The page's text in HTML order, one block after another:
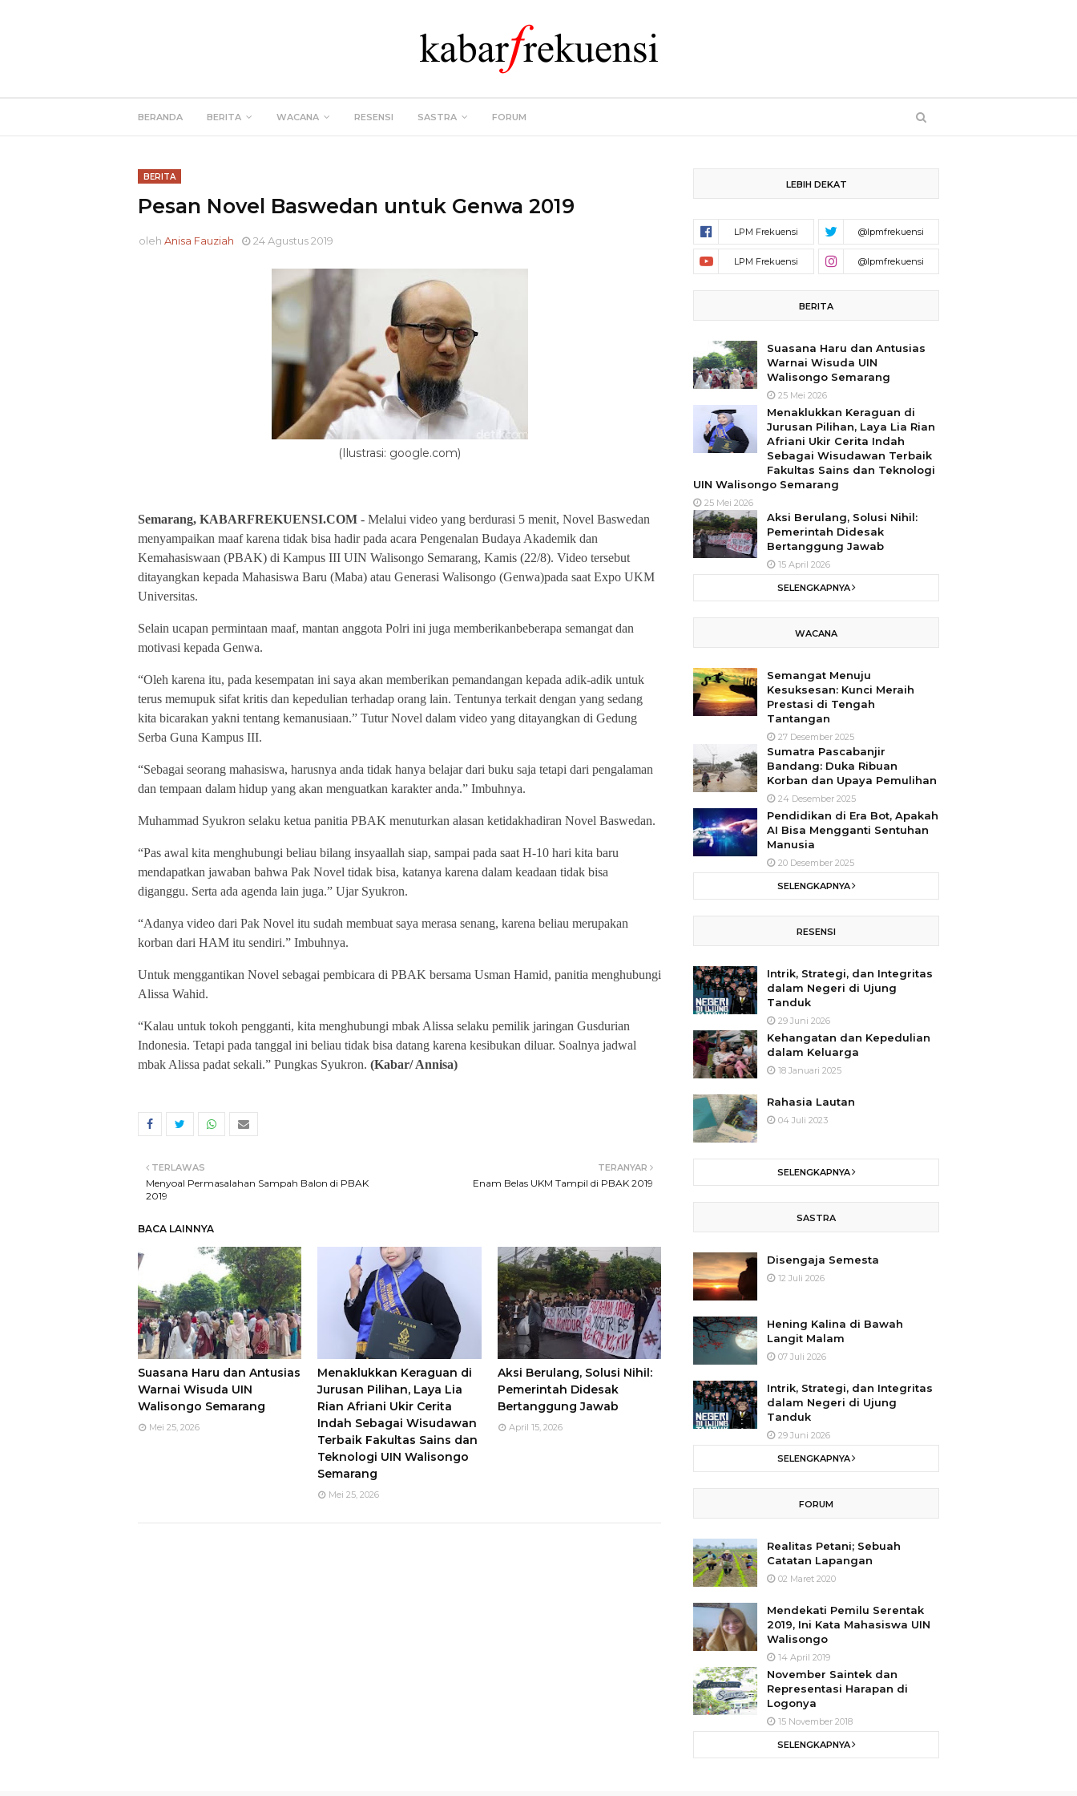
BERANDA BERITA WACANA RESENSI SASTRA FORUM
BERITA
Pesan Novel Baswedan untuk Genwa 2019
oleh Anisa Fauziah 24 Agustus 2019
(Ilustrasi: google.com)
Semarang, KABARFREKUENSI.COM - Melalui video yang berdurasi 5 menit, Novel Baswedan
menyampaikan maaf karena tidak bisa hadir pada acara Pengenalan Budaya Akademik dan
Kemahasiswaan (PBAK) di Kampus III UIN Walisongo Semarang, Kamis (22/8). Video tersebut
ditayangkan kepada Mahasiswa Baru (Maba) atau Generasi Walisongo (Genwa)pada saat Expo UKM
Universitas.
Selain ucapan permintaan maaf, mantan anggota Polri ini juga memberikanbeberapa semangat dan
motivasi kepada Genwa.
“Oleh karena itu, pada kesempatan ini saya akan memberikan pemandangan kepada adik-adik untuk
terus memupuk sifat kritis dan kepedulian terhadap orang lain. Tentunya terkait dengan yang sedang
kita bicarakan yakni tentang kemanusiaan.” Tutur Novel dalam video yang ditayangkan di Gedung
Serba Guna Kampus III.
“Sebagai seorang mahasiswa, harusnya anda tidak hanya belajar dari buku saja tetapi dari pengalaman
dan tempaan dalam hidup yang akan menguatkan karakter anda.” Imbuhnya.
Muhammad Syukron selaku ketua panitia PBAK menuturkan alasan ketidakhadiran Novel Baswedan.
“Pas awal kita menghubungi beliau bilang insyaallah siap, sampai pada saat H-10 hari kita baru
mendapatkan jawaban bahwa Pak Novel tidak bisa, katanya karena dalam keadaan tidak bisa
diganggu. Serta ada agenda lain juga.” Ujar Syukron.
“Adanya video dari Pak Novel itu sudah membuat saya merasa senang, karena beliau merupakan
korban dari HAM itu sendiri.” Imbuhnya.
Untuk menggantikan Novel sebagai pembicara di PBAK bersama Usman Hamid, panitia menghubungi
Alissa Wahid.
“Kalau untuk tokoh pengganti, kita menghubungi mbak Alissa selaku pemilik jaringan Gusdurian
Indonesia. Tetapi pada tanggal ini beliau tidak bisa datang karena kesibukan diluar. Soalnya jadwal
mbak Alissa padat sekali.” Pungkas Syukron. (Kabar/ Annisa)
TERANYAR
Enam Belas UKM Tampil di PBAK 2019
TERLAWAS
Menyoal Permasalahan Sampah Balon di PBAK
2019
BACA LAINNYA
Suasana Haru dan Antusias
Warnai Wisuda UIN
Walisongo Semarang
Mei 25, 2026
Menaklukkan Keraguan di
Jurusan Pilihan, Laya Lia
Rian Afriani Ukir Cerita
Indah Sebagai Wisudawan
Terbaik Fakultas Sains dan
Teknologi UIN Walisongo
Semarang
Mei 25, 2026
Aksi Berulang, Solusi Nihil:
Pemerintah Didesak
Bertanggung Jawab
April 15, 2026
LEBIH DEKAT
BERITA
Suasana Haru dan Antusias
Warnai Wisuda UIN
Walisongo Semarang
25 Mei 2026
Menaklukkan Keraguan di
Jurusan Pilihan, Laya Lia Rian
Afriani Ukir Cerita Indah
Sebagai Wisudawan Terbaik
Fakultas Sains dan Teknologi
UIN Walisongo Semarang
25 Mei 2026
Aksi Berulang, Solusi Nihil:
Pemerintah Didesak
Bertanggung Jawab
15 April 2026
SELENGKAPNYA
WACANA
Semangat Menuju
Kesuksesan: Kunci Meraih
Prestasi di Tengah
Tantangan
27 Desember 2025
Sumatra Pascabanjir
Bandang: Duka Ribuan
Korban dan Upaya Pemulihan
24 Desember 2025
Pendidikan di Era Bot, Apakah
AI Bisa Mengganti Sentuhan
Manusia
20 Desember 2025
SELENGKAPNYA
RESENSI
Intrik, Strategi, dan Integritas
dalam Negeri di Ujung
Tanduk
29 Juni 2026
Kehangatan dan Kepedulian
dalam Keluarga
18 Januari 2025
Rahasia Lautan
04 Juli 2023
SELENGKAPNYA
SASTRA
Disengaja Semesta
12 Juli 2026
Hening Kalina di Bawah
Langit Malam
07 Juli 2026
Intrik, Strategi, dan Integritas
dalam Negeri di Ujung
Tanduk
29 Juni 2026
SELENGKAPNYA
FORUM
Realitas Petani; Sebuah
Catatan Lapangan
02 Maret 2020
Mendekati Pemilu Serentak
2019, Ini Kata Mahasiswa UIN
Walisongo
14 April 2019
November Saintek dan
Representasi Harapan di
Logonya
15 November 2018
SELENGKAPNYA